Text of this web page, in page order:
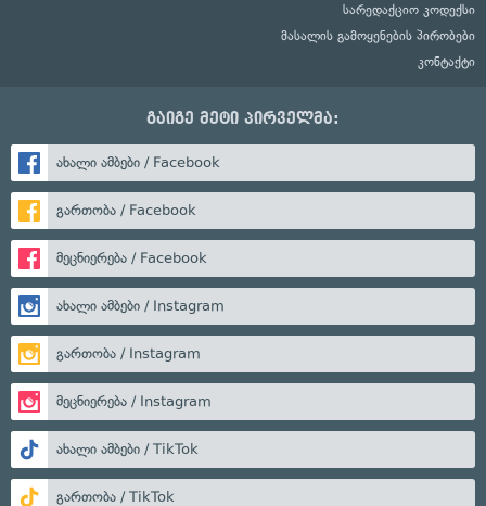
სარედაქციო კოდექსი
მასალის გამოყენების პირობები
კონტაქტი
გაიგე მეტი პირველმა:
ახალი ამბები / Facebook
გართობა / Facebook
მეცნიერება / Facebook
ახალი ამბები / Instagram
გართობა / Instagram
მეცნიერება / Instagram
ახალი ამბები / TikTok
გართობა / TikTok